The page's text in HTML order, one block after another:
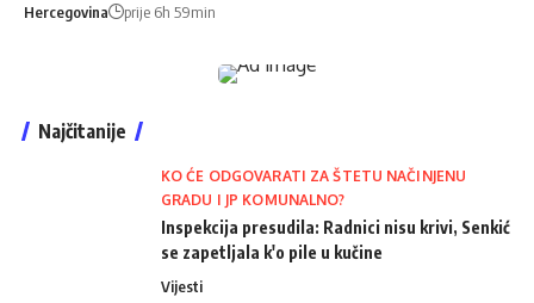
Hercegovina prije 6h 59min
Najčitanije
KO ĆE ODGOVARATI ZA ŠTETU NAČINJENU
GRADU I JP KOMUNALNO?
Inspekcija presudila: Radnici nisu krivi, Senkić
se zapetljala k'o pile u kučine
Vijesti